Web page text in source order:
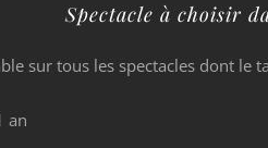
Spectacle à choisir
sur tous les spectacles dont le
an